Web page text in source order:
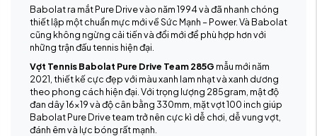
Babolat ra mắt Pure Drive vào năm 1994 và đã nhanh chóng
thiết lập một chuẩn mực mới về Sức Mạnh – Power. Và Babolat
cũng không ngừng cải tiến và đổi mới để phù hợp hơn với
những trận đấu tennis hiện đại.
Vợt Tennis Babolat Pure Drive Team 285G mẫu mới năm
2021, thiết kế cực đẹp với màu xanh lam nhạt và xanh dương
theo phong cách hiện đại. Với trọng lượng 285gram, mật độ
đan dây 16x19 và độ cân bằng 330mm, mặt vợt 100 inch giúp
Babolat Pure Drive team trở nên cực kì dễ chơi, dễ vung vợt,
đánh êm và lực bóng rất mạnh.